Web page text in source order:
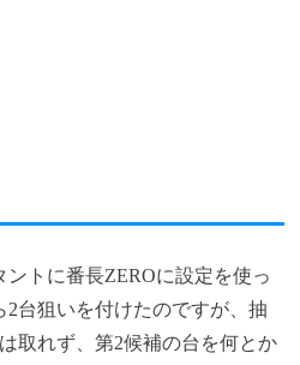
トに番長ZEROに設定を使っ
台狙いを付けたのですが、抽
取れず、第2候補の台を何とか